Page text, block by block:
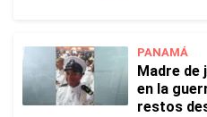
PANAMÁ
Madre de
en la
restos